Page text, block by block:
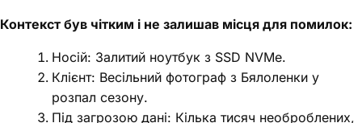
Контекст був чітким і не залишав місця для помилок:
Носій: Залитий ноутбук з SSD NVMe.
Клієнт: Весільний фотограф з Бялоленки у
розпал сезону.
Під загрозою дані: Кілька тисяч необроблених,